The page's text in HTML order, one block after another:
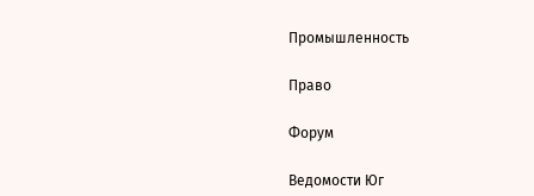
Промышленность
Право
Форум
Ведомости Юг